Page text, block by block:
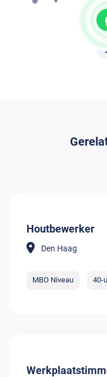
Houtbewerker
Den Haag
MBO Niveau 40-